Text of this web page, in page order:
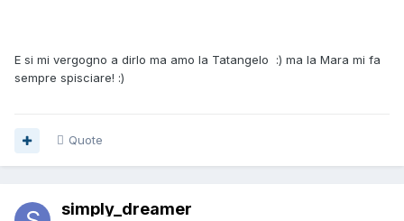
E si mi vergogno a dirlo ma amo la Tatangelo :) ma la Mara mi fa
sempre spisciare! :)
Quote
simply_dreamer